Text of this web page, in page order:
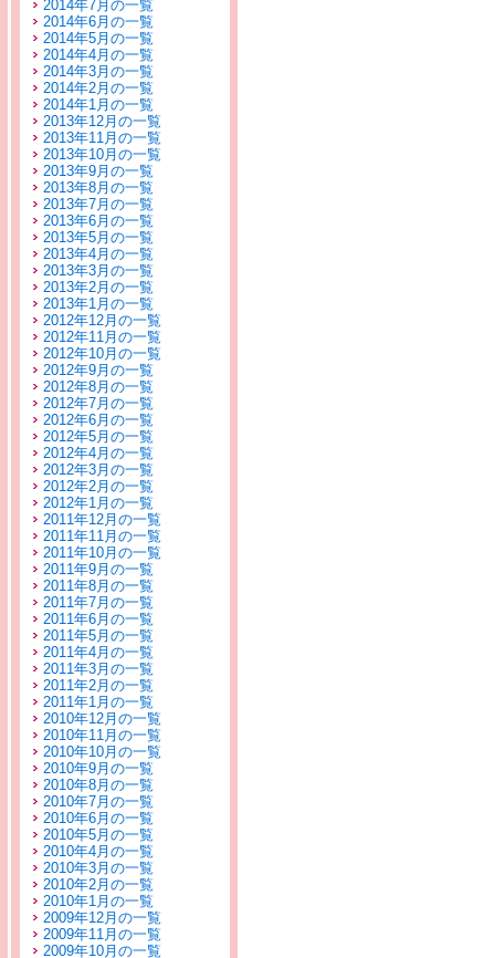
2014年7月の一覧
2014年6月の一覧
2014年5月の一覧
2014年4月の一覧
2014年3月の一覧
2014年2月の一覧
2014年1月の一覧
2013年12月の一覧
2013年11月の一覧
2013年10月の一覧
2013年9月の一覧
2013年8月の一覧
2013年7月の一覧
2013年6月の一覧
2013年5月の一覧
2013年4月の一覧
2013年3月の一覧
2013年2月の一覧
2013年1月の一覧
2012年12月の一覧
2012年11月の一覧
2012年10月の一覧
2012年9月の一覧
2012年8月の一覧
2012年7月の一覧
2012年6月の一覧
2012年5月の一覧
2012年4月の一覧
2012年3月の一覧
2012年2月の一覧
2012年1月の一覧
2011年12月の一覧
2011年11月の一覧
2011年10月の一覧
2011年9月の一覧
2011年8月の一覧
2011年7月の一覧
2011年6月の一覧
2011年5月の一覧
2011年4月の一覧
2011年3月の一覧
2011年2月の一覧
2011年1月の一覧
2010年12月の一覧
2010年11月の一覧
2010年10月の一覧
2010年9月の一覧
2010年8月の一覧
2010年7月の一覧
2010年6月の一覧
2010年5月の一覧
2010年4月の一覧
2010年3月の一覧
2010年2月の一覧
2010年1月の一覧
2009年12月の一覧
2009年11月の一覧
2009年10月の一覧